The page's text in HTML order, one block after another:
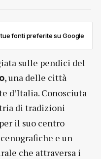
fonti preferite su Google
sulle pendici del
, una delle città
d’Italia. Conosciuta
di tradizioni
il suo centro
e un
che attraversa i